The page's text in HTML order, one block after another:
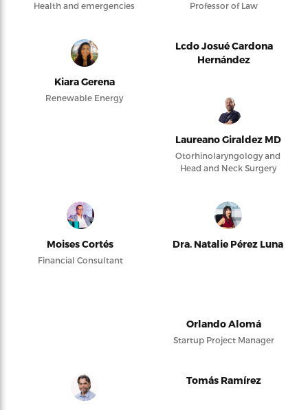
Health and emergencies Professor of Law
Kiara Gerena
Renewable Energy
Lcdo Josué Cardona
Hernández
Laureano Giraldez MD
Otorhinolaryngology and
Head and Neck Surgery
Moises Cortés
Financial Consultant
Dra. Natalie Pérez Luna
Orlando Alomá
Startup Project Manager
Tomás Ramírez